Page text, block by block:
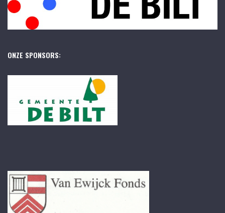
ONZE SPONSORS: